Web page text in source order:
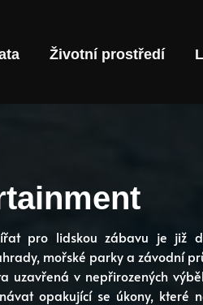
Životní prostředí
pro lidskou zábavu je již
mořské parky a závodní
uzavřená v nepřirozených
opakující se úkony, které